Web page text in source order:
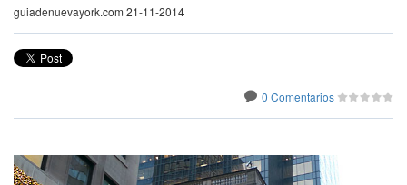
guiadenuevayork.com 21-11-2014
0 Comentarios